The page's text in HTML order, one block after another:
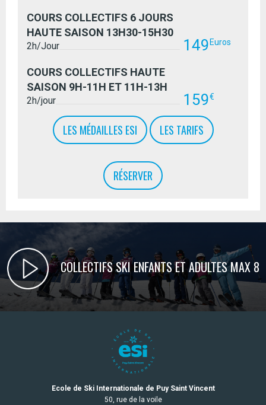
COURS COLLECTIFS 6 JOURS
HAUTE SAISON 13H30-15H30
149 Euros
2h/Jour
COURS COLLECTIFS HAUTE
SAISON 9H-11H ET 11H-13H
159€
2h/jour
LES MÉDAILLES ESI LES TARIFS
RÉSERVER
COLLECTIFS SKI ENFANTS ET ADULTES MAX 8
Ecole de Ski Internationale de Puy Saint Vincent
50, rue de la voile